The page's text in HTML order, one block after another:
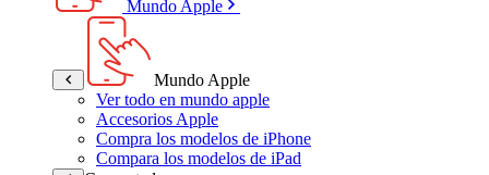
Mundo Apple
Mundo Apple
Ver todo en mundo apple
Accesorios Apple
Compra los modelos de iPhone
Compara los modelos de iPad